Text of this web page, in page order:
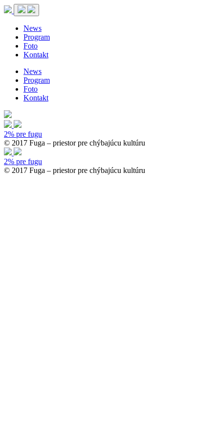
News
Program
Foto
Kontakt
News
Program
Foto
Kontakt
2% pre fugu
© 2017 Fuga – priestor pre chýbajúcu kultúru
2% pre fugu
© 2017 Fuga – priestor pre chýbajúcu kultúru